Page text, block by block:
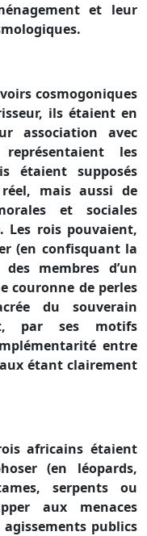
et leur
cosmogoniques
ils étaient en
association avec
les
étaient supposés
mais aussi de
et sociales
Les rois pouvaient,
(en confisquant la
membres d’un
couronne de perles
du souverain
par ses motifs
entre
étant clairement
africains étaient
(en léopards,
serpents ou
aux menaces
publics